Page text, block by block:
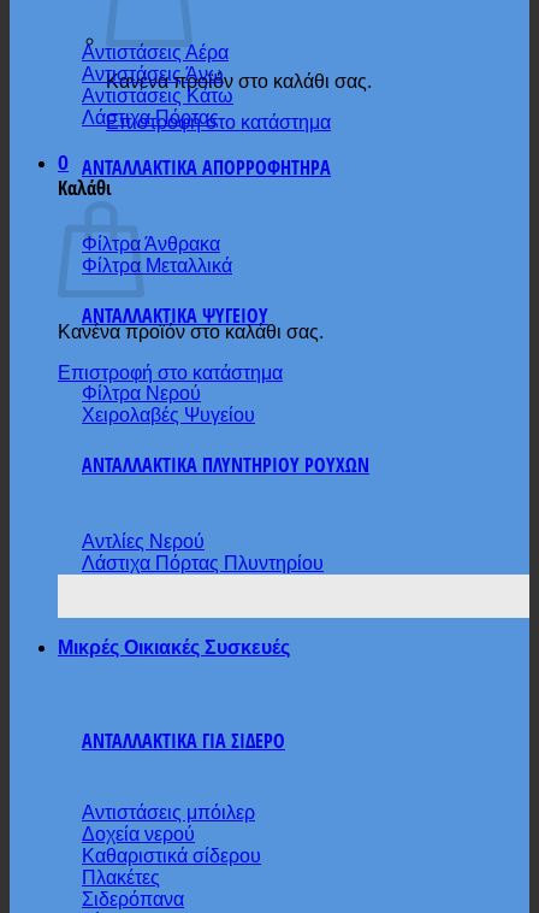
Κανένα προϊόν στο καλάθι σας.
Επιστροφή στο κατάστημα
0
Καλάθι
Κανένα προϊόν στο καλάθι σας.
Επιστροφή στο κατάστημα
Αντιστάσεις Αέρα
Αντιστάσεις Άνω
Αντιστάσεις Κάτω
Λάστιχα Πόρτας
ΑΝΤΑΛΛΑΚΤΙΚΑ ΑΠΟΡΡΟΦΗΤΗΡΑ
Φίλτρα Άνθρακα
Φίλτρα Μεταλλικά
ΑΝΤΑΛΛΑΚΤΙΚΑ ΨΥΓΕΙΟΥ
Φίλτρα Νερού
Χειρολαβές Ψυγείου
ΑΝΤΑΛΛΑΚΤΙΚΑ ΠΛΥΝΤΗΡΙΟΥ ΡΟΥΧΩΝ
Αντλίες Νερού
Λάστιχα Πόρτας Πλυντηρίου
Μικρές Οικιακές Συσκευές
ΑΝΤΑΛΛΑΚΤΙΚΑ ΓΙΑ ΣΙΔΕΡΟ
Αντιστάσεις μπόιλερ
Δοχεία νερού
Καθαριστικά σίδερου
Πλακέτες
Σιδερόπανα